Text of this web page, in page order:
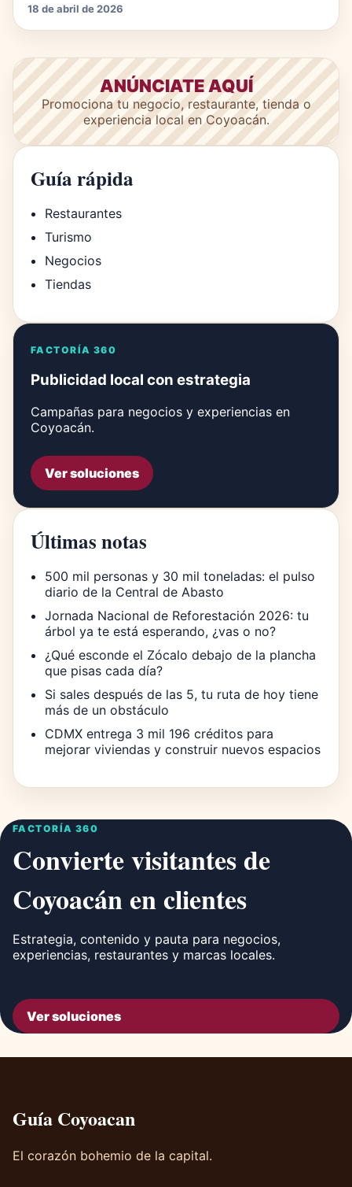
18 de abril de 2026
ANÚNCIATE AQUÍ
Promociona tu negocio, restaurante, tienda o
experiencia local en Coyoacán.
Guía rápida
Restaurantes
Turismo
Negocios
Tiendas
FACTORÍA 360
Publicidad local con estrategia
Campañas para negocios y experiencias en
Coyoacán.
Ver soluciones
Últimas notas
500 mil personas y 30 mil toneladas: el pulso
diario de la Central de Abasto
Jornada Nacional de Reforestación 2026: tu
árbol ya te está esperando, ¿vas o no?
¿Qué esconde el Zócalo debajo de la plancha
que pisas cada día?
Si sales después de las 5, tu ruta de hoy tiene
más de un obstáculo
CDMX entrega 3 mil 196 créditos para
mejorar viviendas y construir nuevos espacios
FACTORÍA 360
Convierte visitantes de
Coyoacán en clientes
Estrategia, contenido y pauta para negocios,
experiencias, restaurantes y marcas locales.
Ver soluciones
Guía Coyoacan
El corazón bohemio de la capital.